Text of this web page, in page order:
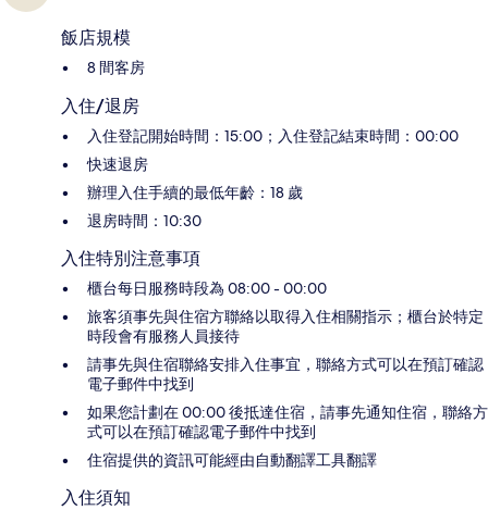
飯店規模
8 間客房
入住/退房
入住登記開始時間：15:00；入住登記結束時間：00:00
快速退房
辦理入住手續的最低年齡：18 歲
退房時間：10:30
入住特別注意事項
櫃台每日服務時段為 08:00 - 00:00
旅客須事先與住宿方聯絡以取得入住相關指示；櫃台於特定
時段會有服務人員接待
請事先與住宿聯絡安排入住事宜，聯絡方式可以在預訂確認
電子郵件中找到
如果您計劃在 00:00 後抵達住宿，請事先通知住宿，聯絡方
式可以在預訂確認電子郵件中找到
住宿提供的資訊可能經由自動翻譯工具翻譯
入住須知